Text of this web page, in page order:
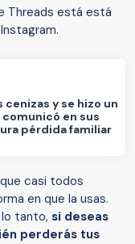
Threads está está
cenizas y se hizo un
comunicó en sus
pérdida familiar
casi todos
en que la usas.
tanto, si deseas
perderás tus